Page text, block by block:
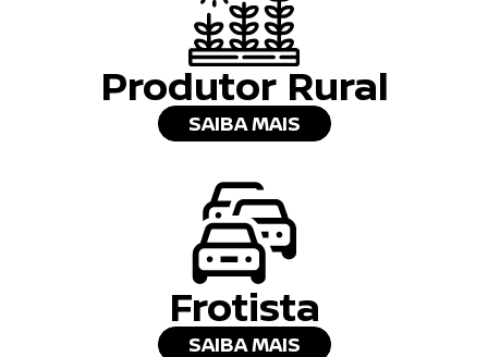
Produtor Rural
SAIBA MAIS
Frotista
SAIBA MAIS